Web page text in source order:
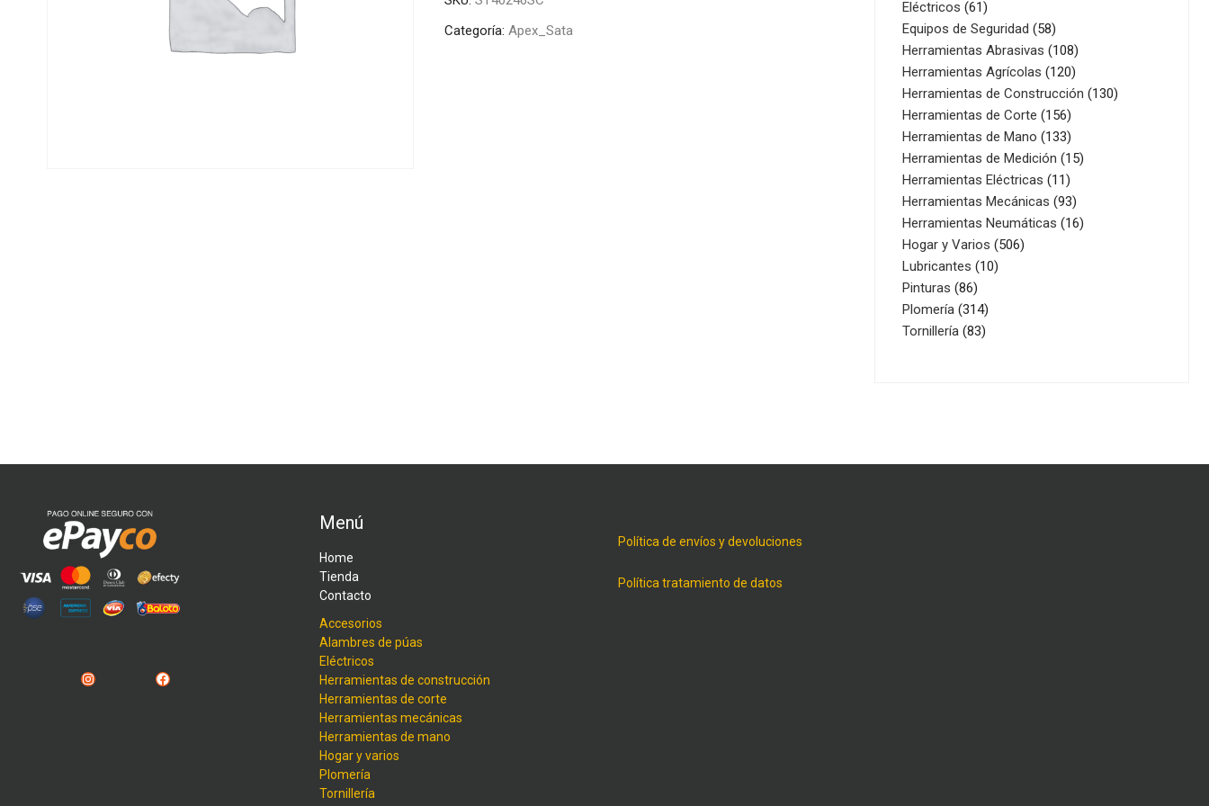
Categoría: Apex_Sata
Eléctricos 6161
productos
Equipos de Seguridad 5858
productos
Herramientas Abrasivas 108108
productos
Herramientas Agrícolas 120120
productos
Herramientas de Construcción 130130
Herramientas de Corte 156156
productos
Herramientas de Mano 133133
productos
Herramientas de Medición 1515
Herramientas Eléctricas 1111
productos
Herramientas Mecánicas 9393
productos
Herramientas Neumáticas 1616
Hogar y Varios 506506
Lubricantes 1010
Pinturas 8686
productos
Plomería 314314
productos
Tornillería 8383
Instagram Facebook
Menú
Home
Tienda
Contacto
Accesorios
Alambres de púas
Eléctricos
Herramientas de construcción
Herramientas de corte
Herramientas mecánicas
Herramientas de mano
Hogar y varios
Plomería
Tornillería
Política de envíos y devoluciones
Política tratamiento de datos